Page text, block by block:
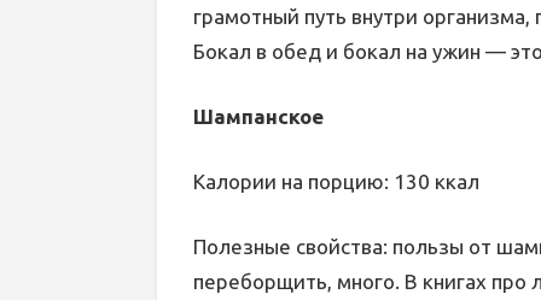
грамотный путь внутри
Бокал в обед и бокал на ужин —
Шампанское
Калории на порцию: 130 ккал
Полезные свойства: пользы от
переборщить, много. В книгах про